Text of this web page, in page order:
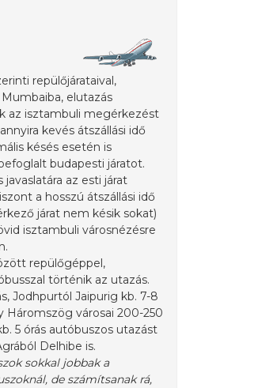
repülőjárataival,
elutazás
az isztambuli megérkezést
kevés átszállási idő
késés esetén is
budapesti járatot.
az esti járat
a hosszú átszállási idő
járat nem késik sokat)
isztambuli városnézésre
repülőgéppel,
történik az utazás.
Jodhpurtól Jaipurig kb. 7-8
Háromszög városai 200-250
5 órás autóbuszos utazást
Delhibe is.
sokkal jobbak a
de számítsanak rá,